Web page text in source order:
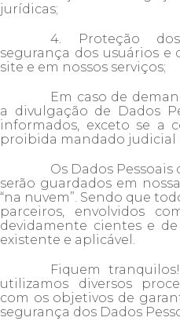
jurídicas;
4. Proteção
segurança dos usuários e
site e em nossos serviços;
Em caso de
a divulgação de Dados
informados, exceto se a
proibida mandado judicial
Os Dados
serão guardados em
“na nuvem”. Sendo que
parceiros, envolvidos
devidamente cientes e
existente e aplicável.
Fiquem
utilizamos diversos
com os objetivos de
segurança dos Dados